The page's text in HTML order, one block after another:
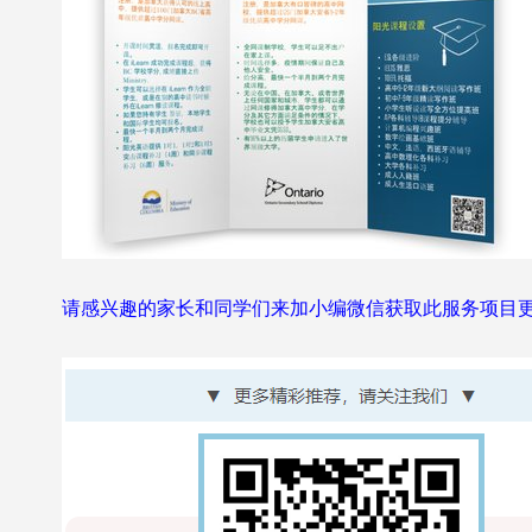
请感兴趣的家长和同学们来加小编微信获取此服务项目